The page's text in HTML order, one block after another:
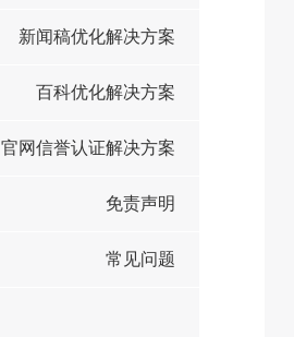
新闻稿优化解决方案
百科优化解决方案
官网信誉认证解决方案
免责声明
常见问题